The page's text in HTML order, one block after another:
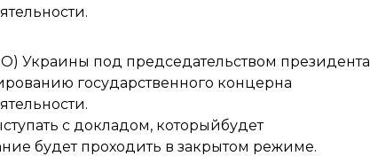
Украины под председательством президента
государственного концерна
с докладом, которыйбудет
будет проходить в закрытом режиме.